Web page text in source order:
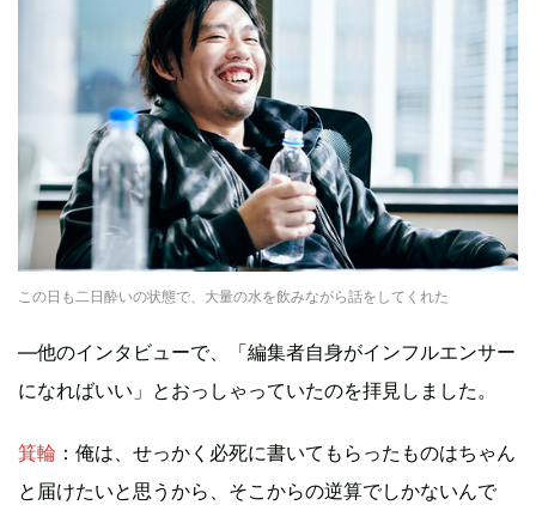
この日も二日酔いの状態で、大量の水を飲みながら話をしてくれた
—他のインタビューで、「編集者自身がインフルエンサー
になればいい」とおっしゃっていたのを拝見しました。
箕輪 ：俺は、せっかく必死に書いてもらったものはちゃん
と届けたいと思うから、そこからの逆算でしかないんで